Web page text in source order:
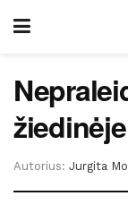
Autorius: Jurgita